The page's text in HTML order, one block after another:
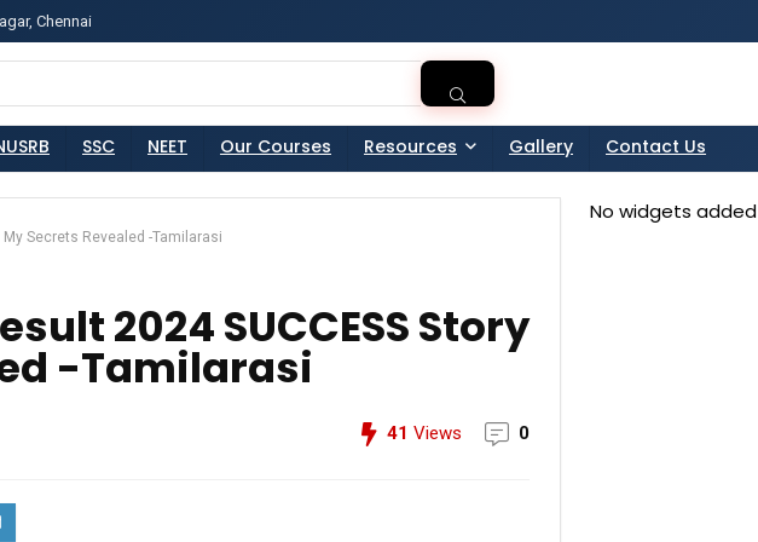
Chennai
SSC NEET Our Courses Resources Gallery Contact Us
My Secrets Revealed -Tamilarasi
2024 SUCCESS Story
-Tamilarasi
41 Views 0
No widgets added
and Fill Your Details in the "Join Free Demo " Button in the sidebarr